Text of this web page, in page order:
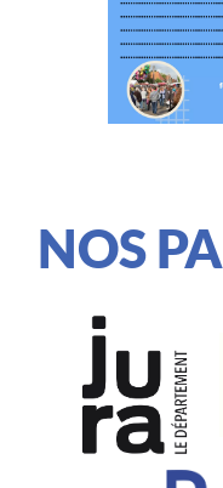
NOS